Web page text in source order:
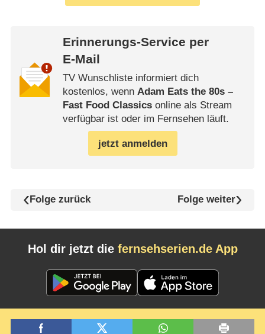
Erinnerungs-Service per
E-Mail
TV Wunschliste informiert dich
kostenlos, wenn Adam Eats the 80s –
Fast Food Classicsonline als Stream
verfügbar ist oder im Fernsehen läuft.
jetzt anmelden
Folge zurück Folge weiter
Hol dir jetzt die fernsehserien.de App